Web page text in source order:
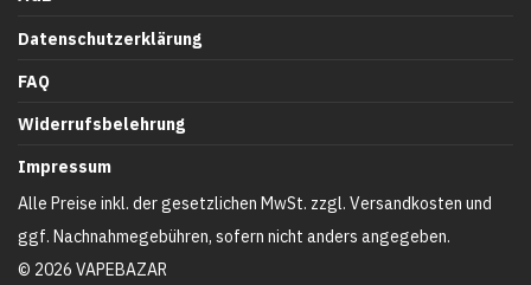
Datenschutzerklärung
FAQ
Widerrufsbelehrung
Impressum
© 2026 VAPEBAZAR
Alle Preise inkl. der gesetzlichen MwSt. zzgl. Versandkosten und
ggf. Nachnahmegebühren, sofern nicht anders angegeben.